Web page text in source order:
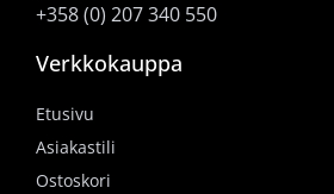
+358 (0) 207 340 550
Verkkokauppa
Etusivu
Asiakastili
Ostoskori